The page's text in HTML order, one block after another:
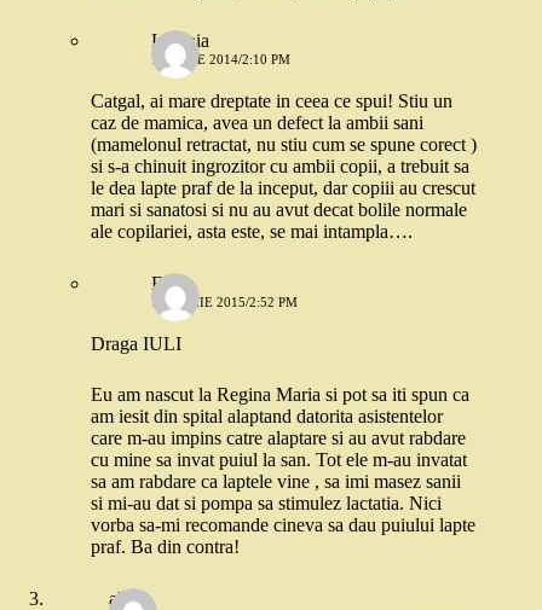
Lavinia
15 IULIE 2014/2:10 PM
Catgal, ai mare dreptate in ceea ce spui! Stiu un
caz de mamica, avea un defect la ambii sani
(mamelonul retractat, nu stiu cum se spune corect )
si s-a chinuit ingrozitor cu ambii copii, a trebuit sa
le dea lapte praf de la inceput, dar copiii au crescut
mari si sanatosi si nu au avut decat bolile normale
ale copilariei, asta este, se mai intampla….
Elena
7 APRILIE 2015/2:52 PM
Draga IULI
Eu am nascut la Regina Maria si pot sa iti spun ca
am iesit din spital alaptand datorita asistentelor
care m-au impins catre alaptare si au avut rabdare
cu mine sa invat puiul la san. Tot ele m-au invatat
sa am rabdare ca laptele vine , sa imi masez sanii
si mi-au dat si pompa sa stimulez lactatia. Nici
vorba sa-mi recomande cineva sa dau puiului lapte
praf. Ba din contra!
alina